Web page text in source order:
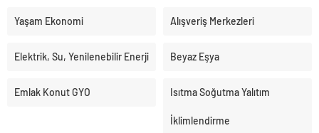
Yaşam Ekonomi Alışveriş Merkezleri
Elektrik, Su, Yenilenebilir Enerji Beyaz Eşya
Emlak Konut GYO Isıtma Soğutma Yalıtım
İklimlendirme